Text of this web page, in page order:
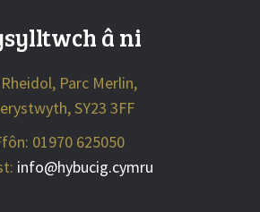
â ni
Parc Merlin,
SY23 3FF
01970 625050
info@hybucig.cymru